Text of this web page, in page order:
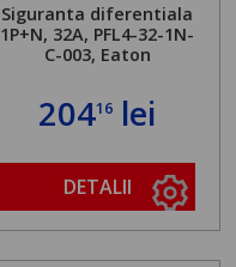
Siguranta diferentiala
1P+N, 32A, PFL4-32-1N-
C-003, Eaton
20416 lei
DETALII